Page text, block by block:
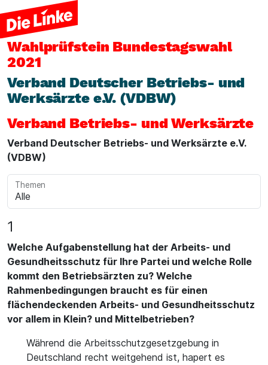
Wahlprüfstein Bundestagswahl
2021
Verband Deutscher Betriebs- und
Werksärzte e.V. (VDBW)
Verband Betriebs- und Werksärzte
Verband Deutscher Betriebs- und Werksärzte e.V.
(VDBW)
Themen
1
Welche Aufgabenstellung hat der Arbeits- und
Gesundheitsschutz für Ihre Partei und welche Rolle
kommt den Betriebsärzten zu? Welche
Rahmenbedingungen braucht es für einen
flächendeckenden Arbeits- und Gesundheitsschutz
vor allem in Klein? und Mittelbetrieben?
Während die Arbeitsschutzgesetzgebung in
Deutschland recht weitgehend ist, hapert es